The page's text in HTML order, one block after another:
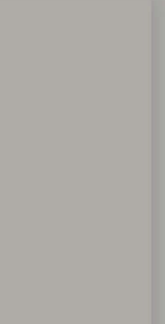
angefertigt.